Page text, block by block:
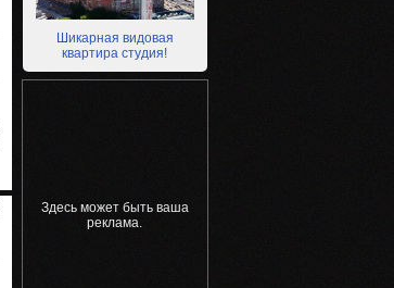
Шикарная видовая
квартира студия!
Здесь может быть ваша
реклама.